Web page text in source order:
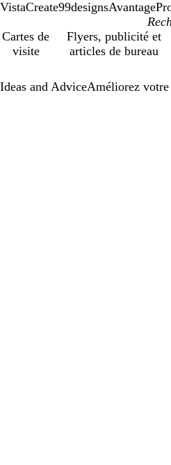
VistaCreate99designs
Cartes de
visite
Flyers, publicité et
articles de bureau
Ideas and AdviceAméliorez